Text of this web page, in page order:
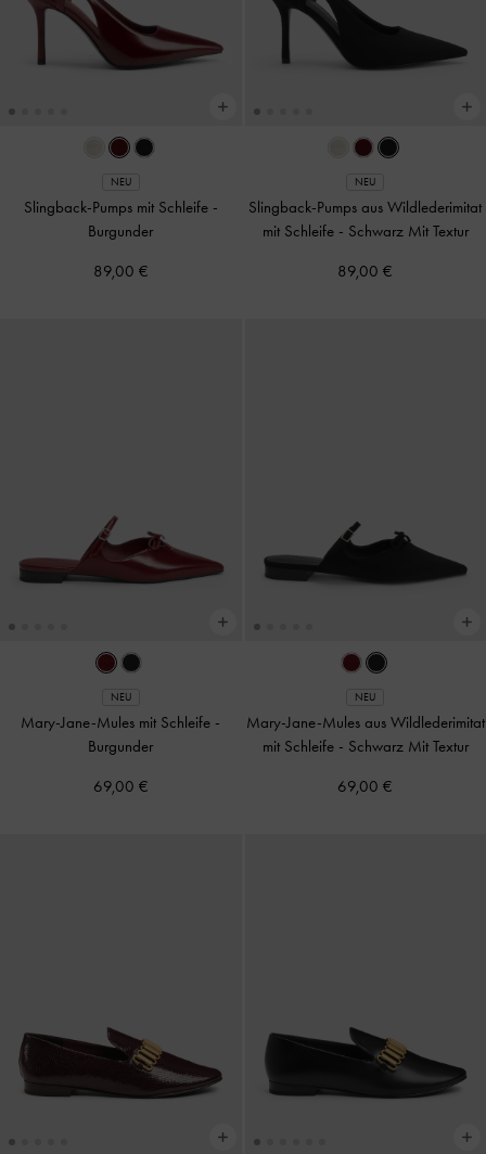
NEU
Slingback-Pumps mit Schleife -
Burgunder
89,00 €
NEU
Slingback-Pumps aus Wildlederimitat
mit Schleife - Schwarz Mit Textur
89,00 €
NEU
Mary-Jane-Mules mit Schleife -
Burgunder
69,00 €
NEU
Mary-Jane-Mules aus Wildlederimitat
mit Schleife - Schwarz Mit Textur
69,00 €